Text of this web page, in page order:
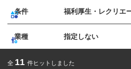
条件 福利厚生・レクリエ
業種 指定しない
全 11 件ヒットしました